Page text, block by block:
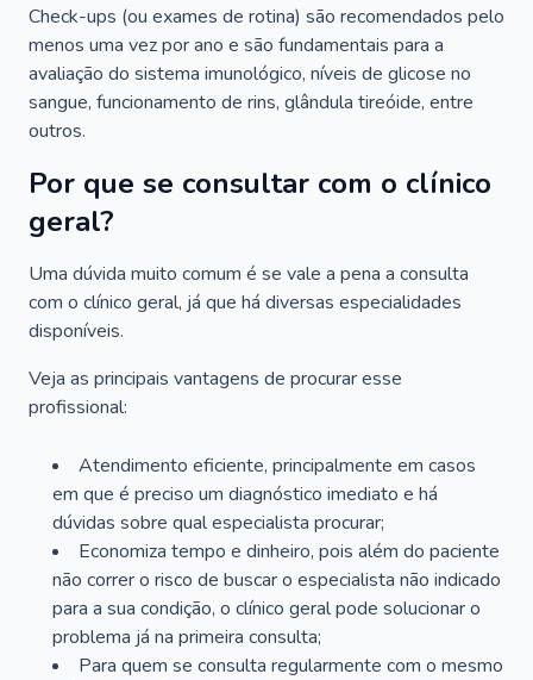
Check-ups (ou exames de rotina) são recomendados pelo
menos uma vez por ano e são fundamentais para a
avaliação do sistema imunológico, níveis de glicose no
sangue, funcionamento de rins, glândula tireóide, entre
outros.
Por que se consultar com o clínico
geral?
Uma dúvida muito comum é se vale a pena a consulta
com o clínico geral, já que há diversas especialidades
disponíveis.
Veja as principais vantagens de procurar esse
profissional:
Atendimento eficiente, principalmente em casos
em que é preciso um diagnóstico imediato e há
dúvidas sobre qual especialista procurar;
Economiza tempo e dinheiro, pois além do paciente
não correr o risco de buscar o especialista não indicado
para a sua condição, o clínico geral pode solucionar o
problema já na primeira consulta;
Para quem se consulta regularmente com o mesmo